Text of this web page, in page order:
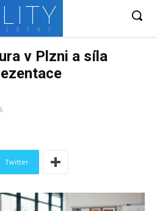
v Plzni a síla
Twitter